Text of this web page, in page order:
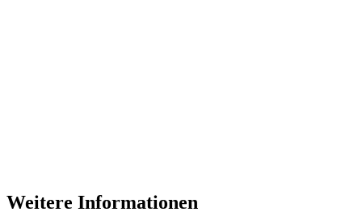
Weitere Informationen